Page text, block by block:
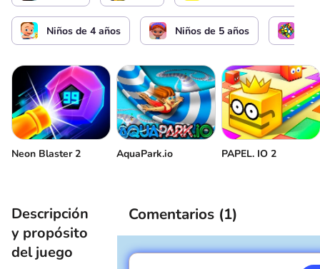
Niños de 4 años Niños de 5 años
Neon Blaster 2 AquaPark.io PAPEL. IO 2
Descripción
y propósito
del juego
Comentarios (1)